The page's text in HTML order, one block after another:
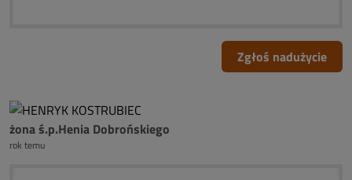
Zgłoś nadużycie
żona ś.p.Henia Dobrońskiego
rok temu